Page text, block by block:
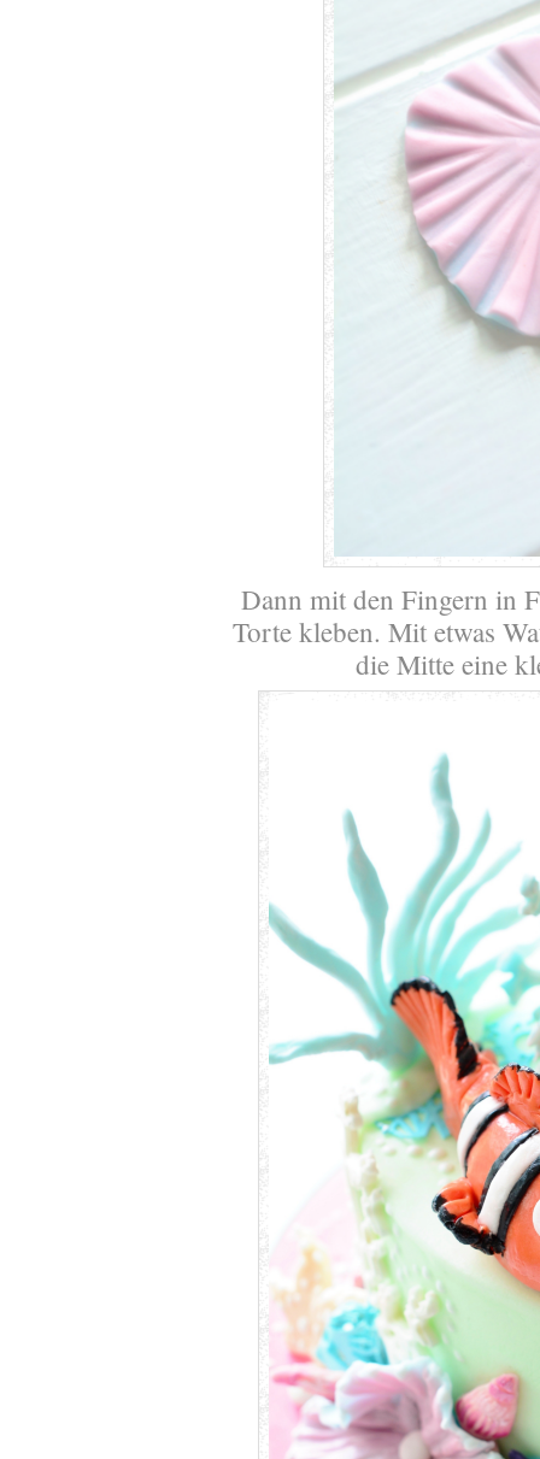
Dann mit den Fingern in
Torte kleben. Mit etwas
die Mitte eine